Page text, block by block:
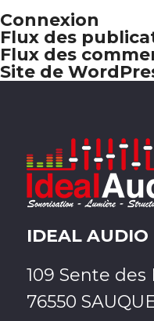
Connexion
Flux des
Flux des
Site de
IDEAL AUDIO
109 Sente des
76550